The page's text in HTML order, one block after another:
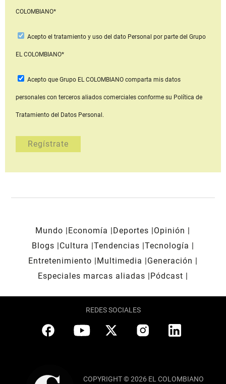
COLOMBIANO*
Acepto el tratamiento y uso del dato Personal por parte del Grupo
EL COLOMBIANO*
Acepto que Grupo EL COLOMBIANOcomparta mis datos
personales con terceros aliados comerciales conforme su Política de
Tratamiento del Datos Personal.
Mundo Economía Deportes
Opinión
Blogs
Cultura Tendencias Tecnología
Entretenimiento
Multimedia
Generación
Especiales marcas aliadas
Pódcast
REDES SOCIALES
COPYRIGHT © 2026 EL COLOMBIANO